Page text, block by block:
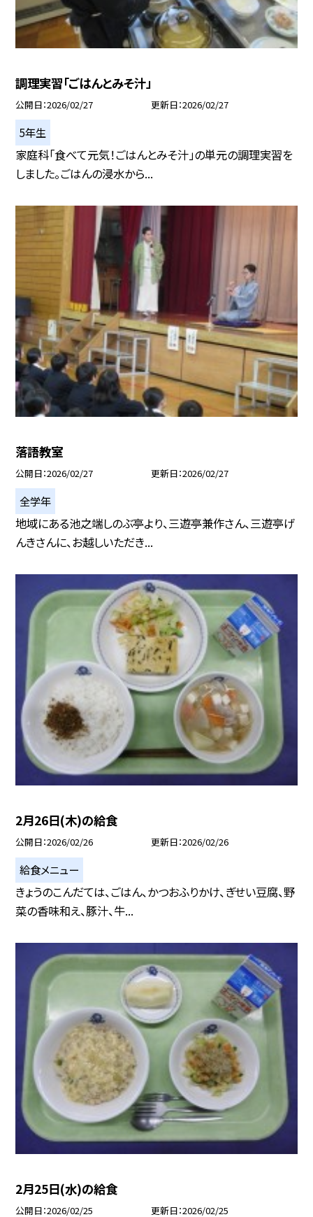
調理実習「ごはんとみそ汁」
公開日 2026/02/27 更新日 2026/02/27
5年生
家庭科「食べて元気！ごはんとみそ汁」の単元の調理実習を
しました。ごはんの浸水から...
落語教室
公開日 2026/02/27 更新日 2026/02/27
全学年
地域にある池之端しのぶ亭より、三遊亭兼作さん、三遊亭げ
んきさんに、お越しいただき...
2月26日(木)の給食
公開日 2026/02/26 更新日 2026/02/26
給食メニュー
きょうのこんだては、ごはん、かつおふりかけ、ぎせい豆腐、野
菜の香味和え、豚汁、牛...
2月25日(水)の給食
公開日 2026/02/25 更新日 2026/02/25